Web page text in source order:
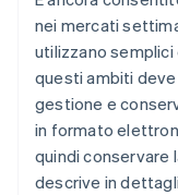
nei mercati
utilizzano semplici
questi ambiti
gestione e
in formato
quindi conservare
descrive in